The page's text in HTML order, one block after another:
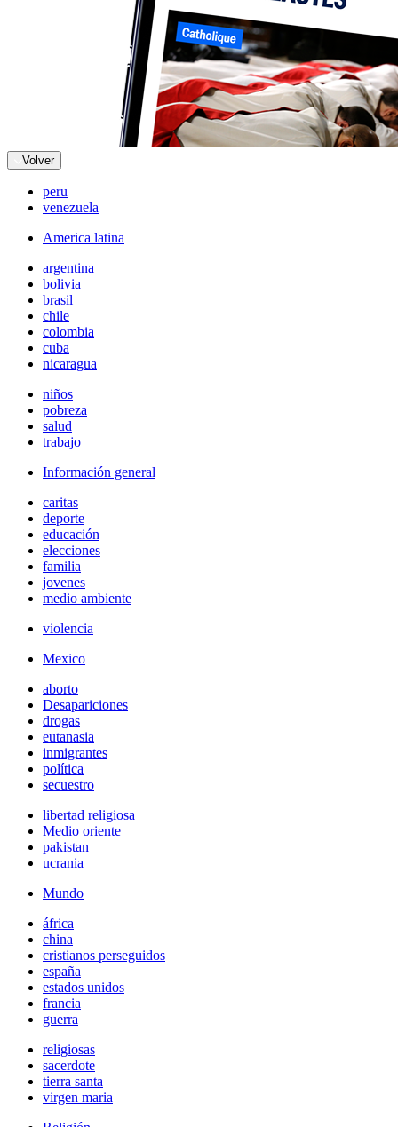
Volver
peru
venezuela
America latina
argentina
bolivia
brasil
chile
colombia
cuba
nicaragua
niños
pobreza
salud
trabajo
Información general
caritas
deporte
educación
elecciones
familia
jovenes
medio ambiente
violencia
Mexico
aborto
Desapariciones
drogas
eutanasia
inmigrantes
política
secuestro
libertad religiosa
Medio oriente
pakistan
ucrania
Mundo
áfrica
china
cristianos perseguidos
españa
estados unidos
francia
guerra
religiosas
sacerdote
tierra santa
virgen maria